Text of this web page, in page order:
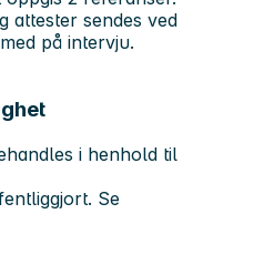
attester sendes ved
på intervju.
i henhold til
Se